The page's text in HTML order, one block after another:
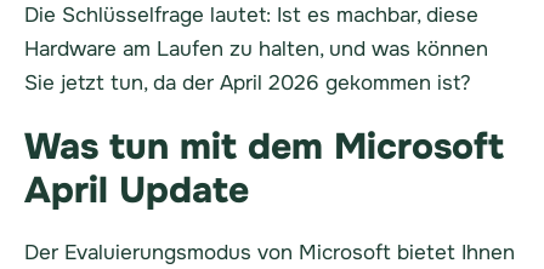
Die Schlüsselfrage lautet: Ist es machbar, diese
Hardware am Laufen zu halten, und was können
Sie jetzt tun, da der April 2026 gekommen ist?
Was tun mit dem Microsoft
April Update
Der Evaluierungsmodus von Microsoft bietet Ihnen